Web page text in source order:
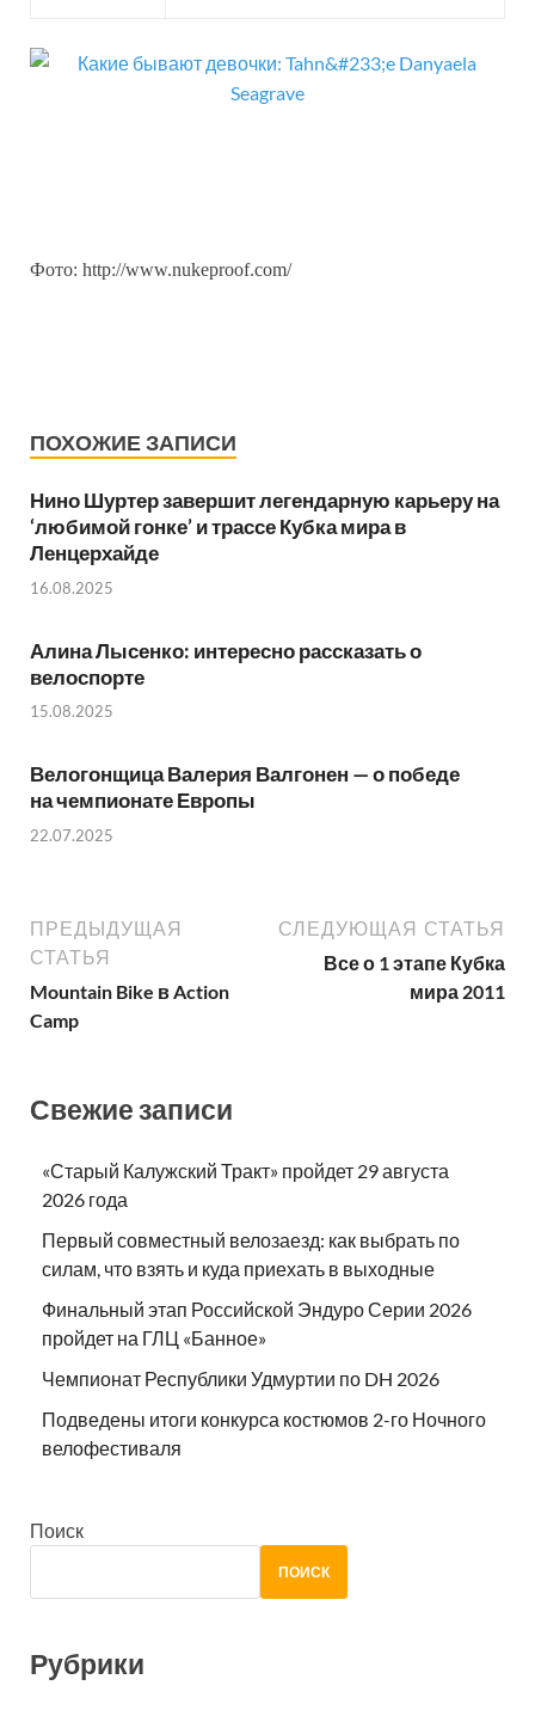
Фото: http://www.nukeproof.com/
ПОХОЖИЕ ЗАПИСИ
Нино Шуртер завершит легендарную карьеру на
‘любимой гонке’ и трассе Кубка мира в
Ленцерхайде
16.08.2025
Алина Лысенко: интересно рассказать о
велоспорте
15.08.2025
Велогонщица Валерия Валгонен — о победе
на чемпионате Европы
22.07.2025
ПРЕДЫДУЩАЯ
СТАТЬЯ
Mountain Bike в Action
Camp
СЛЕДУЮЩАЯ СТАТЬЯ
Все о 1 этапе Кубка
мира 2011
Свежие записи
«Старый Калужский Тракт» пройдет 29 августа
2026 года
Первый совместный велозаезд: как выбрать по
силам, что взять и куда приехать в выходные
Финальный этап Российской Эндуро Серии 2026
пройдет на ГЛЦ «Банное»
Чемпионат Республики Удмуртии по DH 2026
Подведены итоги конкурса костюмов 2-го Ночного
велофестиваля
Поиск
ПОИСК
Рубрики